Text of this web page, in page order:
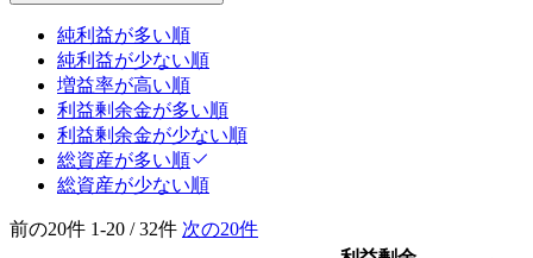
純利益が多い順
純利益が少ない順
増益率が高い順
利益剰余金が多い順
利益剰余金が少ない順
総資産が多い順
総資産が少ない順
前の20件 1-20 / 32件 次の20件